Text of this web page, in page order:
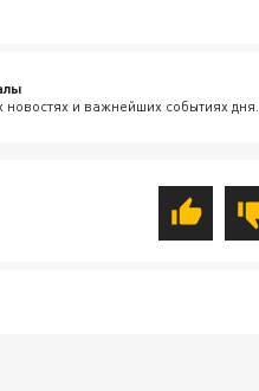
и важнейших событиях дня.